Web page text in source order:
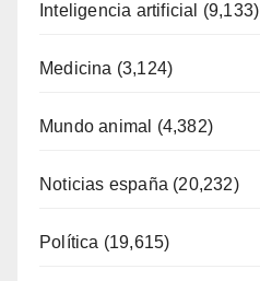
Inteligencia artificial (9,133)
Medicina (3,124)
Mundo animal (4,382)
Noticias españa (20,232)
Política (19,615)